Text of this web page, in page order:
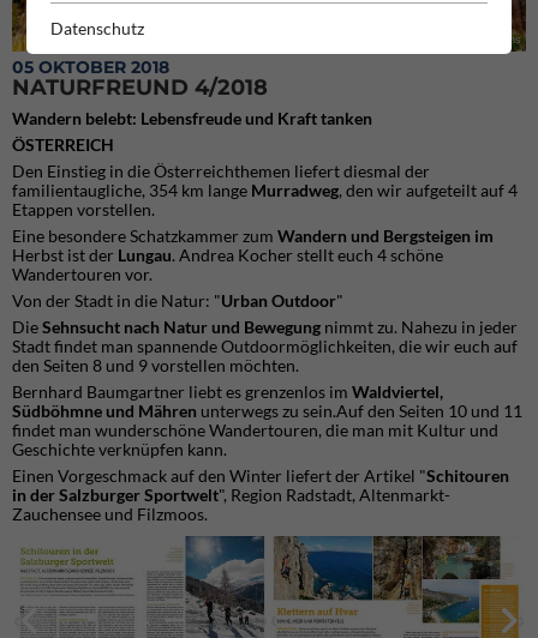
Naturfreund - die 4/2108 Ausgabe des Magazins
05 OKTOBER 2018
NATURFREUND 4/2018
Wandern belebt: Lebensfreude und Kraft tanken
ÖSTERREICH
Den Einstieg in die Österreichthemen liefert diesmal der
familientaugliche, 354 km lange Murradweg, den wir aufgeteilt auf 4
Etappen vorstellen.
Eine besondere Schatzkammer zum Wandern und Bergsteigen im
Herbst ist der Lungau. Andrea Kocher stellt euch 4 schöne
Wandertouren vor.
Von der Stadt in die Natur: "Urban Outdoor"
DieSehnsucht nach Natur und Bewegung nimmt zu. Nahezu in jeder
Stadt findet man spannende Outdoormöglichkeiten, die wir euch auf
den Seiten 8 und 9 vorstellen möchten.
Bernhard Baumgartner liebt es grenzenlos im Waldviertel,
Südböhmne und Mähren unterwegs zu sein.Auf den Seiten 10 und 11
findet man wunderschöne Wandertouren, die man mit Kultur und
Geschichte verknüpfen kann.
Einen Vorgeschmack auf den Winter liefert der Artikel "Schitouren
in der Salzburger Sportwelt", Region Radstadt, Altenmarkt-
Zauchensee und Filzmoos.
Datenschutz